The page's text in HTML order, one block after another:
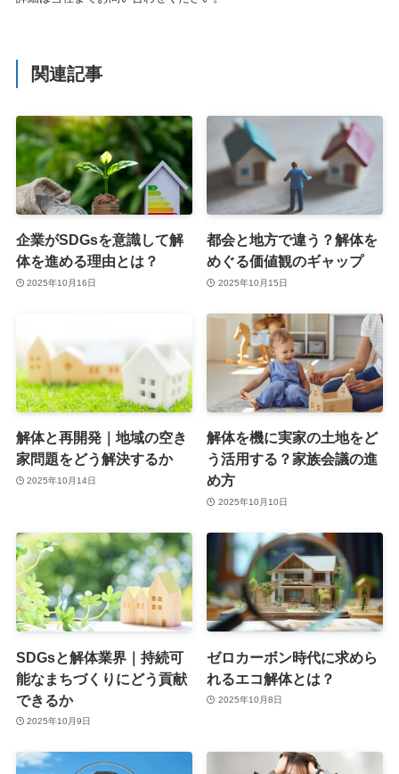
関連記事
企業がSDGsを意識して解
体を進める理由とは？
2025年10月16日
都会と地方で違う？解体を
めぐる価値観のギャップ
2025年10月15日
解体と再開発｜地域の空き
家問題をどう解決するか
2025年10月14日
解体を機に実家の土地をど
う活用する？家族会議の進
め方
2025年10月10日
SDGsと解体業界｜持続可
能なまちづくりにどう貢献
できるか
2025年10月9日
ゼロカーボン時代に求めら
れるエコ解体とは？
2025年10月8日